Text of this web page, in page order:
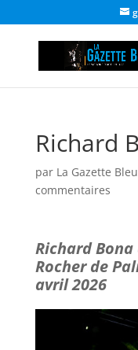
Richard
par La Gazette
commentaires
Richard Bona
Rocher de
avril 2026